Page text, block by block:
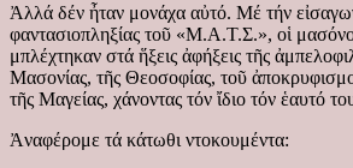
Ἀλλά δέν ἦταν μονάχα αὐτό. Μέ τήν
φαντασιοπληξίας τοῦ «Μ.Α.Τ.Σ.», οἱ
μπλέχτηκαν στά ἥξεις ἀφήξεις τῆς
Μασονίας, τῆς Θεοσοφίας, τοῦ
τῆς Μαγείας, χάνοντας τόν ἴδιο τόν ἑαυτό
Ἀναφέρομε τά κάτωθι ντοκουμέντα: